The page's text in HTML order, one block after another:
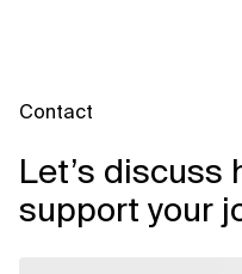
Contact
Let’s discuss
support your